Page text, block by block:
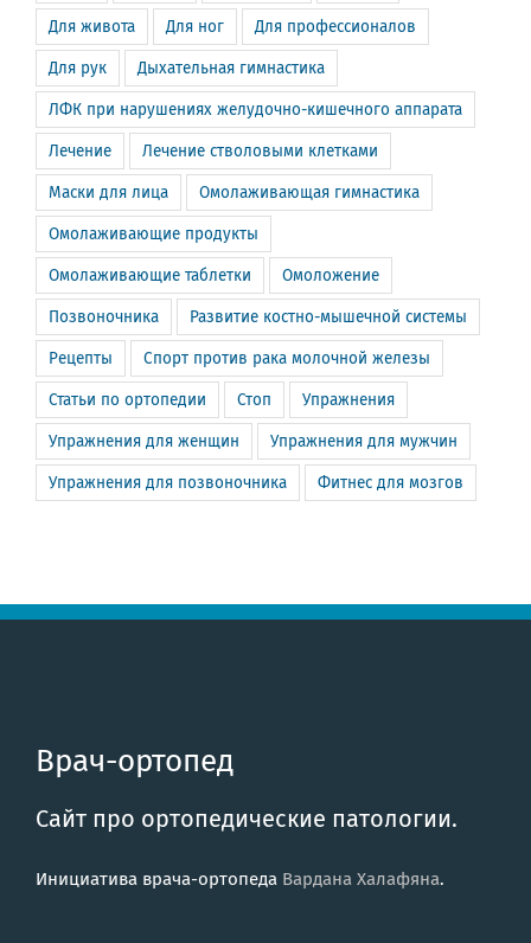
Для живота Для ног Для профессионалов
Для рук Дыхательная гимнастика
ЛФК при нарушениях желудочно-кишечного аппарата
Лечение Лечение стволовыми клетками
Маски для лица Омолаживающая гимнастика
Омолаживающие продукты
Омолаживающие таблетки Омоложение
Позвоночника Развитие костно-мышечной системы
Рецепты Спорт против рака молочной железы
Статьи по ортопедии Стоп Упражнения
Упражнения для женщин Упражнения для мужчин
Упражнения для позвоночника Фитнес для мозгов
Врач-ортопед
Сайт про ортопедические патологии.
Инициатива врача-ортопеда Вардана Халафяна.